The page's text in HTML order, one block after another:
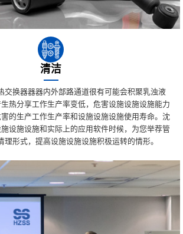
清洁
交换器器器内外部路通道很有可能会积聚乳浊液
热分享工作生产率变低，危害设施设施设施能力
的生产工作生产率和设施设施设施使用寿命。沈
设施设施和实际上的应用软件时候，为您举荐管
理形式，提高设施设施设施积极运转的情形。